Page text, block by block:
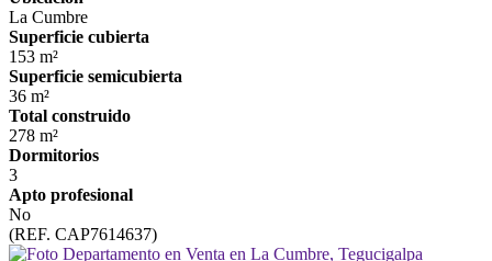
La Cumbre
Superficie cubierta
153 m²
Superficie semicubierta
36 m²
Total construido
278 m²
Dormitorios
3
Apto profesional
No
(REF. CAP7614637)